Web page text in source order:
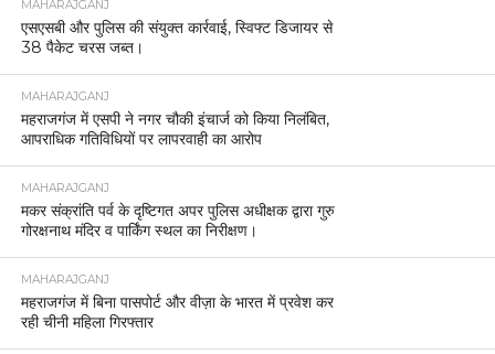
MAHARAJGANJ
एसएसबी और पुलिस की संयुक्त कार्रवाई, स्विफ्ट डिजायर से
38 पैकेट चरस जब्त।
MAHARAJGANJ
महराजगंज में एसपी ने नगर चौकी इंचार्ज को किया निलंबित,
आपराधिक गतिविधियों पर लापरवाही का आरोप
MAHARAJGANJ
मकर संक्रांति पर्व के दृष्टिगत अपर पुलिस अधीक्षक द्वारा गुरु
गोरक्षनाथ मंदिर व पार्किंग स्थल का निरीक्षण।
MAHARAJGANJ
महराजगंज में बिना पासपोर्ट और वीज़ा के भारत में प्रवेश कर
रही चीनी महिला गिरफ्तार